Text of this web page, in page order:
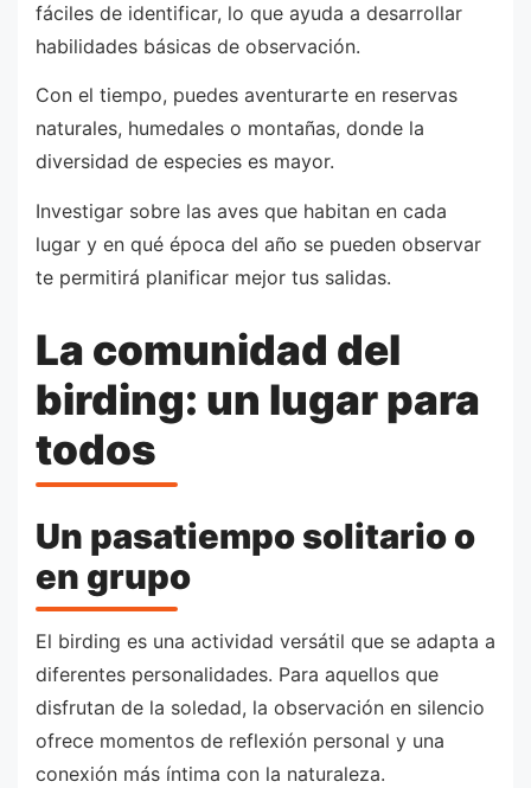
fáciles de identificar, lo que ayuda a desarrollar
habilidades básicas de observación.
Con el tiempo, puedes aventurarte en reservas
naturales, humedales o montañas, donde la
diversidad de especies es mayor.
Investigar sobre las aves que habitan en cada
lugar y en qué época del año se pueden observar
te permitirá planificar mejor tus salidas.
La comunidad del
birding: un lugar para
todos
Un pasatiempo solitario o
en grupo
El birding es una actividad versátil que se adapta a
diferentes personalidades. Para aquellos que
disfrutan de la soledad, la observación en silencio
ofrece momentos de reflexión personal y una
conexión más íntima con la naturaleza.